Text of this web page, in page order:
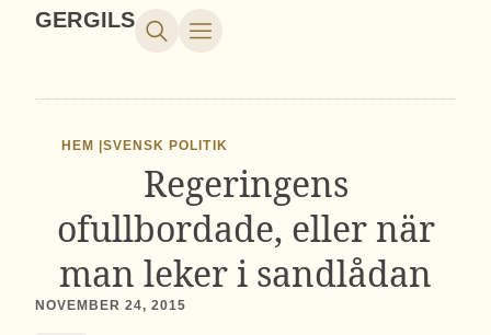
GERGILS
HEM |SVENSK POLITIK
Regeringens
ofullbordade, eller när
man leker i sandlådan
NOVEMBER 24, 2015